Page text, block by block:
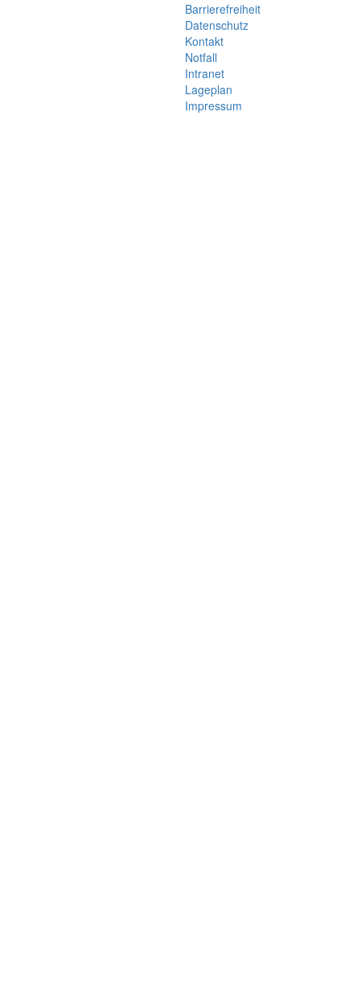
Barrierefreiheit
Datenschutz
Kontakt
Notfall
Intranet
Lageplan
Impressum